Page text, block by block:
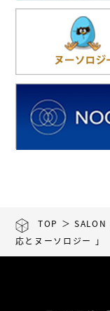
TOP ＞SALON
応とヌーソロジー 」